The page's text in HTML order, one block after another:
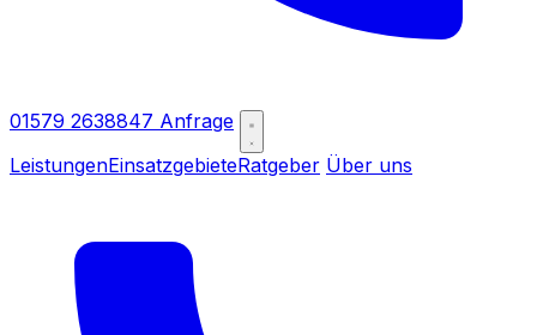
01579 2638847 Anfrage
LeistungenEinsatzgebieteRatgeber Über uns